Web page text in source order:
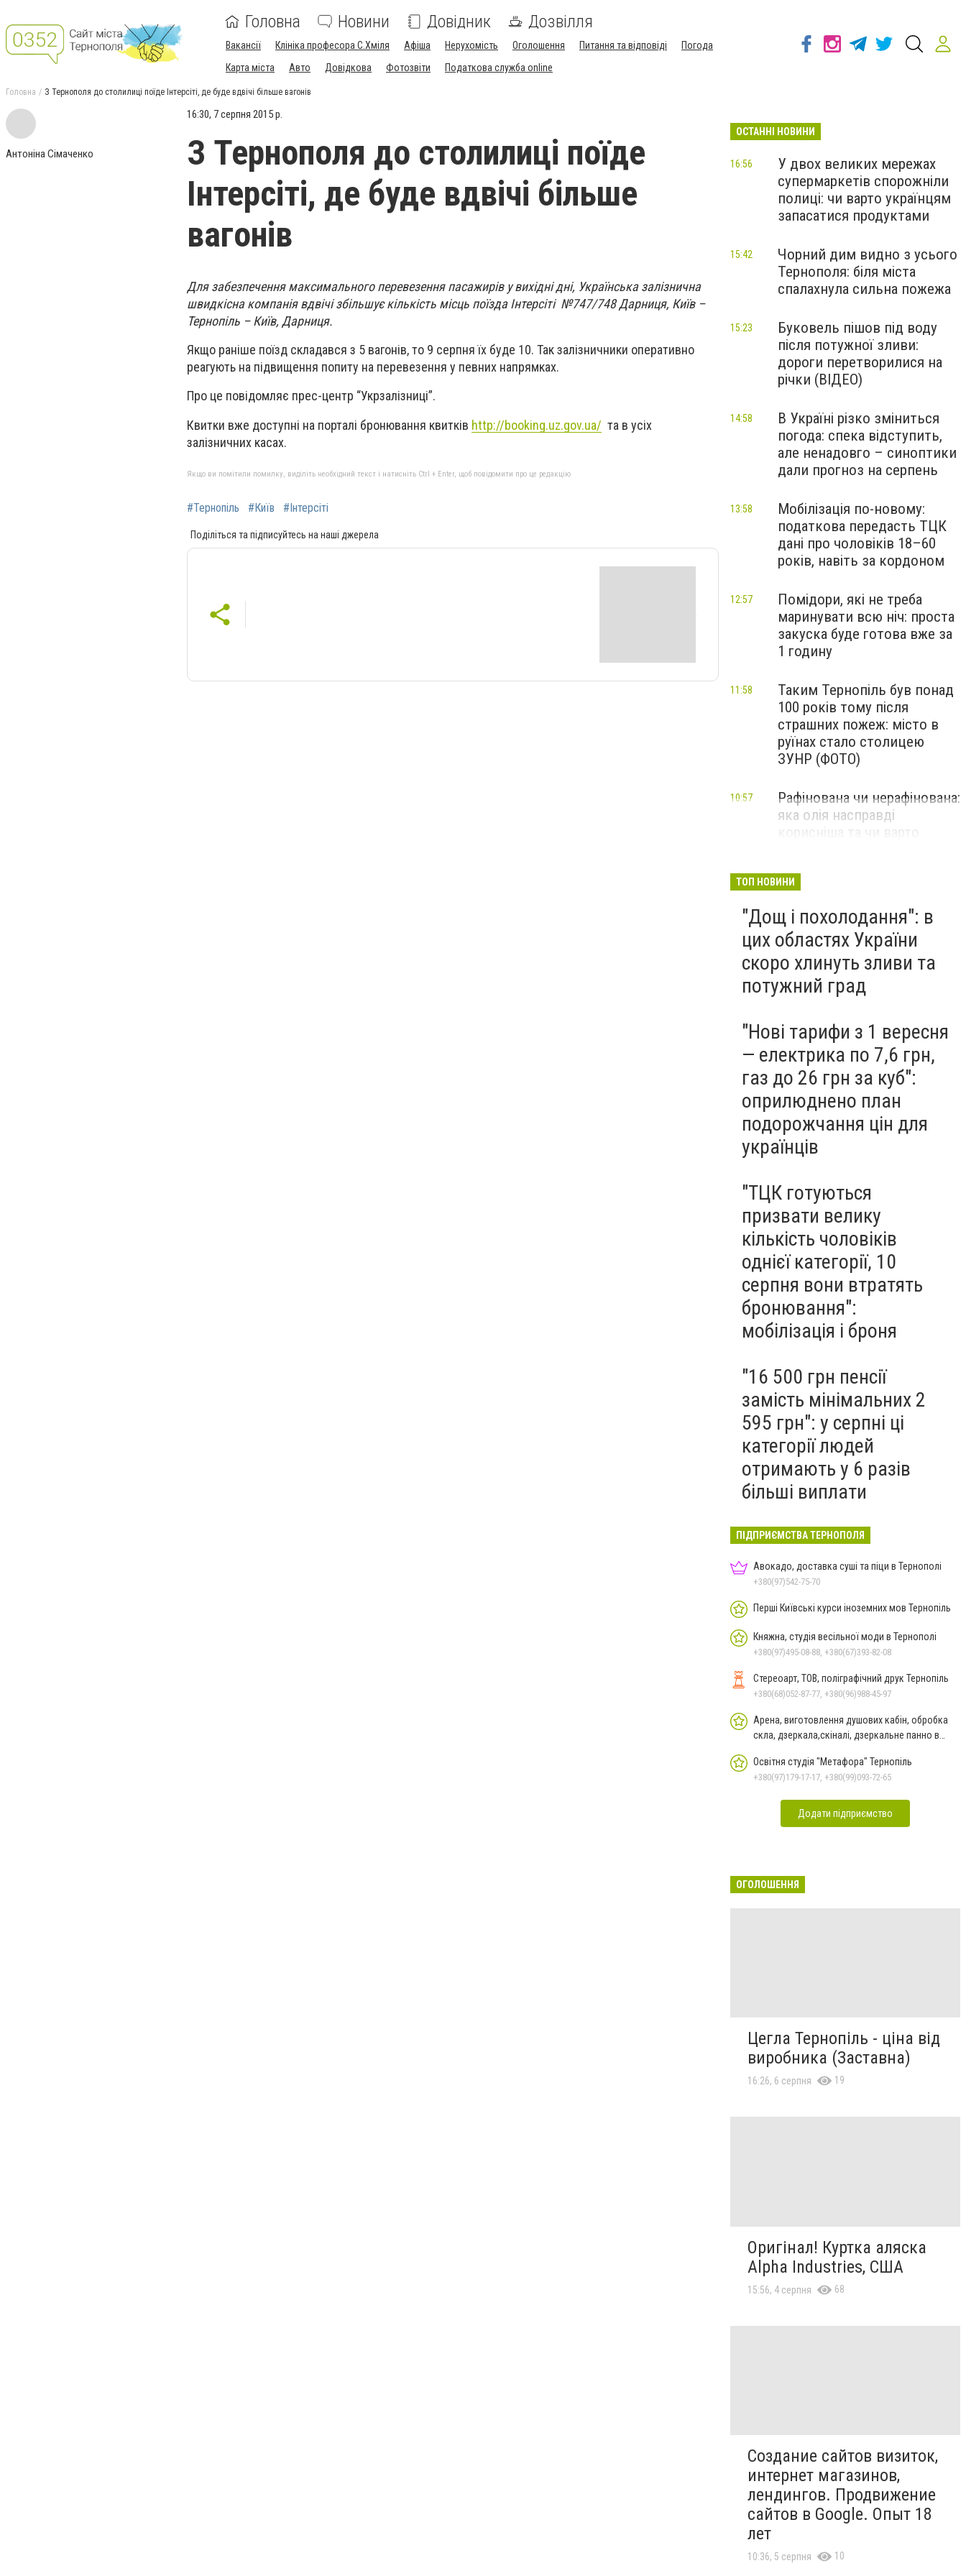
Головна Новини Довідник Дозвілля
Вакансії Клініка професора С.Хміля Афіша Нерухомість Оголошення Питання та відповіді
Погода
Карта міста
Авто Довідкова Фотозвіти Податкова служба online
Головна З Тернополя до столилиці поїде Інтерсіті, де буде вдвічі більше вагонів
Антоніна Сімаченко
16:30, 7 серпня 2015 р.
З Тернополя до столилиці поїде
Інтерсіті, де буде вдвічі більше
вагонів
Для забезпечення максимального перевезення пасажирів у вихідні дні, Українська залізнична
швидкісна компанія вдвічі збільшує кількість місць поїзда Інтерсіті №747/748 Дарниця, Київ –
Тернопіль – Київ, Дарниця.
Якщо раніше поїзд складався з 5 вагонів, то 9 серпня їх буде 10. Так залізничники оперативно
реагують на підвищення попиту на перевезення у певних напрямках.
Про це повідомляє прес-центр “Укрзалізниці”.
Квитки вже доступні на порталі бронювання квитків http://booking.uz.gov.ua/ та в усіх
залізничних касах.
Якщо ви помітили помилку, виділіть необхідний текст і натисніть Ctrl + Enter, щоб повідомити про це редакцію
#Тернопіль #Київ #Інтерсіті
Поділіться та підписуйтесь на наші джерела
ОСТАННІ НОВИНИ
У двох великих мережах
супермаркетів спорожніли
полиці: чи варто українцям
запасатися продуктами
16:56
Чорний дим видно з усього
Тернополя: біля міста
спалахнула сильна пожежа
15:42
Буковель пішов під воду
після потужної зливи:
дороги перетворилися на
річки (ВІДЕО)
15:23
В Україні різко зміниться
погода: спека відступить,
але ненадовго – синоптики
дали прогноз на серпень
14:58
Мобілізація по-новому:
податкова передасть ТЦК
дані про чоловіків 18–60
років, навіть за кордоном
13:58
Помідори, які не треба
маринувати всю ніч: проста
закуска буде готова вже за
1 годину
12:57
Таким Тернопіль був понад
100 років тому після
страшних пожеж: місто в
руїнах стало столицею
ЗУНР (ФОТО)
11:58
Рафінована чи нерафінована:
яка олія насправді
10:57
ТОП НОВИНИ
"Дощ і похолодання": в
цих областях України
скоро хлинуть зливи та
потужний град
"Нові тарифи з 1 вересня
— електрика по 7,6 грн,
газ до 26 грн за куб":
оприлюднено план
подорожчання цін для
українців
"ТЦК готуються
призвати велику
кількість чоловіків
однієї категорії, 10
серпня вони втратять
бронювання":
мобілізація і броня
"16 500 грн пенсії
замість мінімальних 2
595 грн": у серпні ці
категорії людей
отримають у 6 разів
більші виплати
ПІДПРИЄМСТВА ТЕРНОПОЛЯ
Авокадо, доставка суші та піци в Тернополі
+380(97)542-75-70
Перші Київські курси іноземних мов Тернопіль
Княжна, студія весільної моди в Тернополі
+380(97)495-08-88, +380(67)393-82-08
Стереоарт, ТОВ, поліграфічний друк Тернопіль
+380(68)052-87-77, +380(96)988-45-97
Арена, виготовлення душових кабін, обробка
скла, дзеркала,скіналі, дзеркальне панно в
Освітня студія "Метафора" Тернопіль
+380(97)179-17-17, +380(99)093-72-65
Додати підприємство
ОГОЛОШЕННЯ
Цегла Тернопіль - ціна від
виробника (Заставна)
16:26, 6 серпня 19
Оригінал! Куртка аляска
Alpha Industries, США
15:56, 4 серпня 68
Создание сайтов визиток,
интернет магазинов,
лендингов. Продвижение
сайтов в Google. Опыт 18
лет
10:36, 5 серпня 10